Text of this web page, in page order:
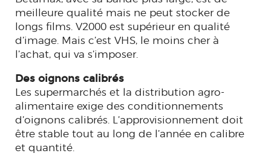
meilleure qualité mais ne peut stocker de
longs films. V2000 est supérieur en qualité
d’image. Mais c’est VHS, le moins cher à
l’achat, qui va s’imposer.
Des oignons calibrés
Les supermarchés et la distribution agro-
alimentaire exige des conditionnements
d’oignons calibrés. L’approvisionnement doit
être stable tout au long de l’année en calibre
et quantité.